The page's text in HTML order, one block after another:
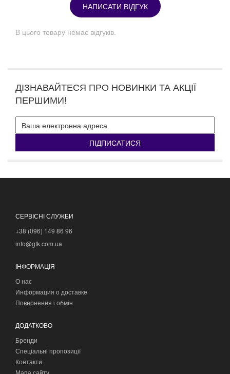
НАПИСАТИ ВІДГУК
В цього товару немає відгуків.
ДІЗНАВАЙТЕСЯ ПРО НОВИНКИ ТА АКЦІЇ
ПЕРШИМИ!
ПІДПИСАТИСЯ
СЕРВІСНІ СЛУЖБИ
+38 (096) 149 86 96
info@gtk.com.ua
ІНФОРМАЦІЯ
О нас
Информация о доставке
Повернення і обмін
ДОДАТКОВО
Бренди
Спеціальні пропозиції
Контакти